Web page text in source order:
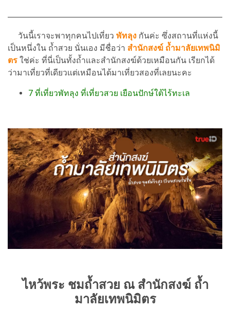
วันนี้เราจะพาทุกคนไปเที่ยว พัทลุง กันค่ะ ซึ่งสถานที่แห่งนี้
เป็นหนึ่งใน ถ้ำสวย นั่นเอง มีชื่อว่า สำนักสงฆ์ ถ้ำมาลัยเทพนิมิ
ตร ใช่ค่ะ ที่นี่เป็นทั้งถ้ำและสำนักสงฆ์ด้วยเหมือนกัน เรียกได้
ว่ามาเที่ยวที่เดียวแต่เหมือนได้มาเที่ยวสองที่เลยนะคะ
7 ที่เที่ยวพัทลุง ที่เที่ยวสวย เยือนปักษ์ใต้ไร้ทะเล
ไหว้พระ ชมถ้ำสวย ณ สำนักสงฆ์ ถ้ำ
มาลัยเทพนิมิตร